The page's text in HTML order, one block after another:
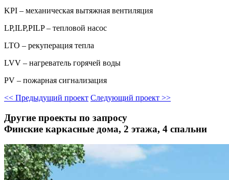
KPI – механическая вытяжная вентиляция
LP,ILP,PILP – тепловой насос
LTO – рекуперация тепла
LVV – нагреватель горячей воды
PV – пожарная сигнализация
<< Предыдущий проект Следующий проект >>
Другие проекты по запросу
Финские каркасные дома, 2 этажа, 4 спальни